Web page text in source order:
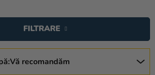
Vă recomandăm
FILTRARE